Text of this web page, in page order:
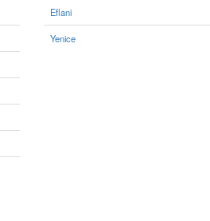
Eflani
Yenice